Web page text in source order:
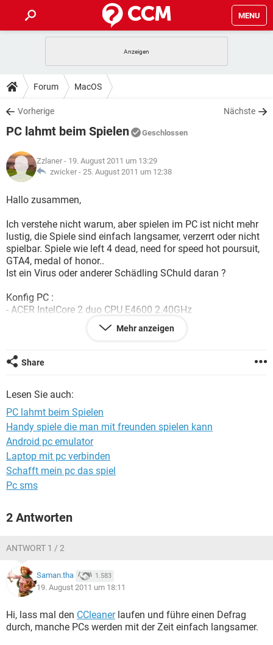
MENU
ANDROID
WINDOWS 10
WHATSAPP TIKTOK
FACEBOOK
TIPPS & TRICKS
SPIELE
WHATSAPP TIKTOK
FACEBOOK
DOWNLOADS
SPIELE STREAMING
ANDROID
WINDOWS 10 INSTAGRAM
WHATSAPP
SPIELE STREAMING
ANDROID
WINDOWS 10
WHATSAPP TIKTOK
FACEBOOK HARDWARE
LEXIKON
SPIELE
WINDOWS 10 INSTAGRAM
WHATSAPP
FACEBOOK HARDWARE
Forum MacOS
Vorherige Nächste
PC lahmt beim Spielen Geschlossen
Zzlaner - 19. August 2011 um 13:29
zwicker - 25. August 2011 um 12:38
Hallo zusammen,
Ich verstehe nicht warum, aber spielen im PC ist nicht mehr
lustig, die Spiele sind einfach langsamer, verzerrt oder nicht
spielbar. Spiele wie left 4 dead, need for speed hot poursuit,
GTA4, medal of honor..
Ist ein Virus oder anderer Schädling SChuld daran ?
Konfig PC :
- ACER IntelCore 2 duo CPU E4600 2.40GHz
- Grafikkarte NVdia GT220
!!!die erwähnten Spiele liefen früher sehr gut auf die selbe
Danke für eure Hilfe
Gruß
Mehr anzeigen
Share
Lesen Sie auch:
PC lahmt beim Spielen
Handy spiele die man mit freunden spielen kann
Android pc emulator
Laptop mit pc verbinden
Schafft mein pc das spiel
Pc sms
2 Antworten
ANTWORT 1 / 2
Saman.tha 1.583
19. August 2011 um 18:11
Hi, lass mal den CCleanerlaufen und führe einen Defrag
durch, manche PCs werden mit der Zeit einfach langsamer.